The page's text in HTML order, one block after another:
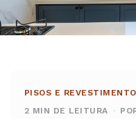
PISOS E
2 MIN DE LEITURA
·